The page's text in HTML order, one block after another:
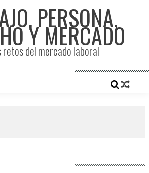
PERSONA,
Y MERCADO
retos del mercado laboral